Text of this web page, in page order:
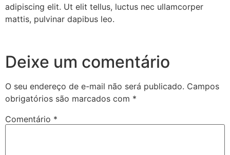
adipiscing elit. Ut elit tellus, luctus nec ullamcorper
mattis, pulvinar dapibus leo.
Deixe um comentário
O seu endereço de e-mail não será publicado. Campos
obrigatórios são marcados com *
Comentário *